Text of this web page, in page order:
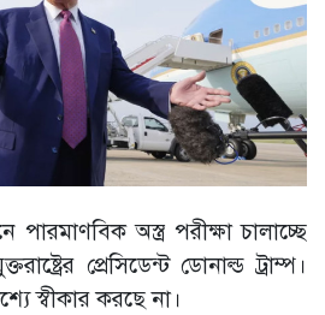
অস্ত্র পরীক্ষা চালাচ্ছে
প্রেসিডেন্ট ডোনাল্ড ট্রাম্প।
স্বীকার করছে না।